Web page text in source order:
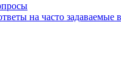
на часто задаваемые